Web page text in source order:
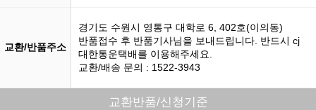
교환/반품주소
경기도 수원시 영통구 대학로 6, 402호(이의동)
반품접수 후 반품기사님을 보내드립니다. 반드시 cj
대한통운택배를 이용해주세요.
교환/배송 문의 : 1522-3943
교환반품/신청기준